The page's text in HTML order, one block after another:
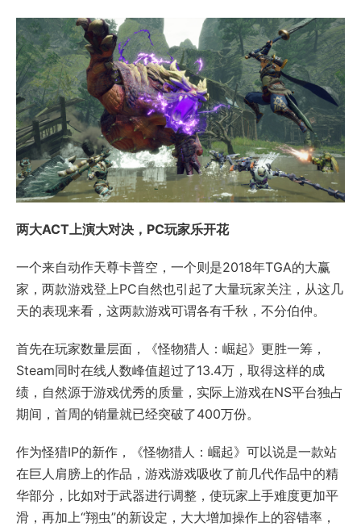
两大ACT上演大对决，PC玩家乐开花
一个来自动作天尊卡普空，一个则是2018年TGA的大赢
家，两款游戏登上PC自然也引起了大量玩家关注，从这几
天的表现来看，这两款游戏可谓各有千秋，不分伯仲。
首先在玩家数量层面，《怪物猎人：崛起》更胜一筹，
Steam同时在线人数峰值超过了13.4万，取得这样的成
绩，自然源于游戏优秀的质量，实际上游戏在NS平台独占
期间，首周的销量就已经突破了400万份。
作为怪猎IP的新作，《怪物猎人：崛起》可以说是一款站
在巨人肩膀上的作品，游戏游戏吸收了前几代作品中的精
华部分，比如对于武器进行调整，使玩家上手难度更加平
滑，再加上“翔虫”的新设定，大大增加操作上的容错率，